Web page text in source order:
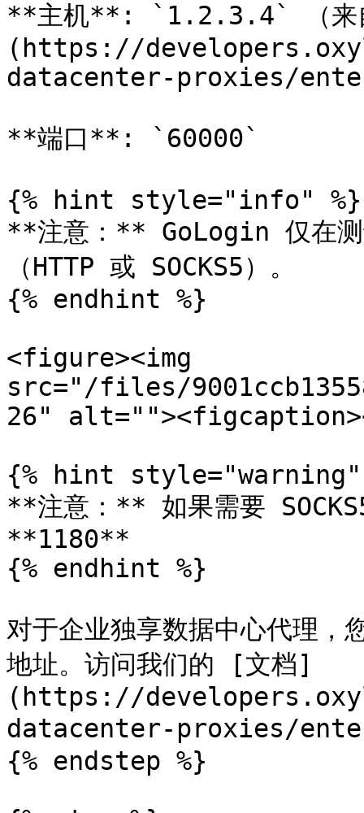
**主机**: `1.2.3.4` （来
(https://
datacenter-proxies/
**端口**: `60000`
{% hint style="info" %}
**注意：** GoLogin 仅在测
（HTTP 或 SOCKS5）。
{% endhint %}
<figure><img
src="/files/
26"
{% hint style="warning"
**注意：** 如果需要
**1180**
{% endhint %}
对于企业独享数据中心代理
地址。访问我们的 [文档]
(https://
datacenter-proxies/
{% endstep %}